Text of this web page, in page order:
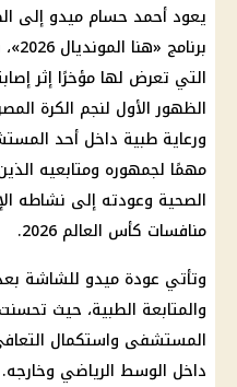
يعود أحمد حسام ميدو إلى
التي تعرض لها مؤخرًا إثر
الظهور الأول لنجم الكرة
ورعاية طبية داخل أحد
مهمًا لجمهوره ومتابعيه
الصحية وعودته إلى نشاطه
منافسات كأس العالم 2026.
وتأتي عودة ميدو للشاشة
والمتابعة الطبية، حيث
المستشفى واستكمال
داخل الوسط الرياضي وخارجه.